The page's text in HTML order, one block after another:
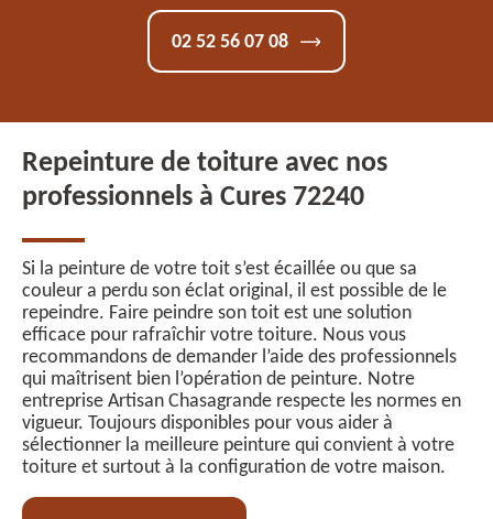
02 52 56 07 08
Repeinture de toiture avec nos
professionnels à Cures 72240
Si la peinture de votre toit s’est écaillée ou que sa
couleur a perdu son éclat original, il est possible de le
repeindre. Faire peindre son toit est une solution
efficace pour rafraîchir votre toiture. Nous vous
recommandons de demander l’aide des professionnels
qui maîtrisent bien l’opération de peinture. Notre
entreprise Artisan Chasagrande respecte les normes en
vigueur. Toujours disponibles pour vous aider à
sélectionner la meilleure peinture qui convient à votre
toiture et surtout à la configuration de votre maison.